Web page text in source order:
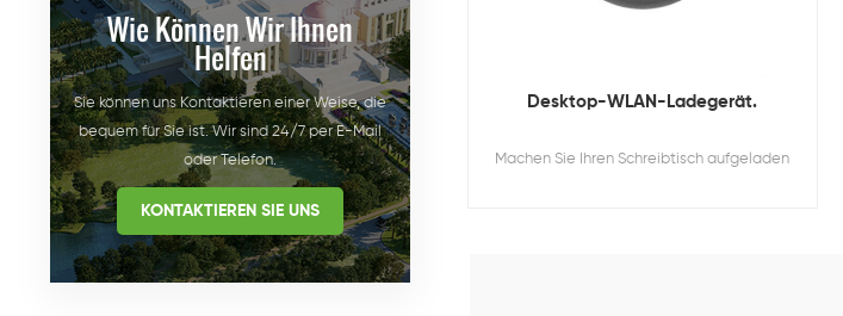
Wie Können Wir Ihnen
Helfen
Sie können uns Kontaktieren einer Weise, die
bequem für Sie ist. Wir sind 24/7 per E-Mail
oder Telefon.
KONTAKTIEREN SIE UNS
Desktop-WLAN-Ladegerät.
Machen Sie Ihren Schreibtisch aufgeladen